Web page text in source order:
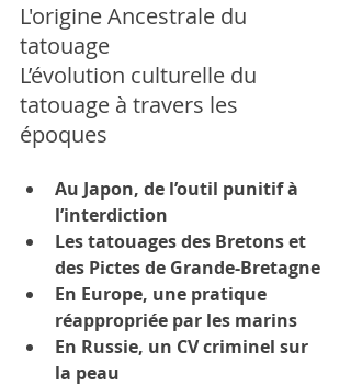
L'origine Ancestrale du
tatouage
L’évolution culturelle du
tatouage à travers les
époques
Au Japon, de l’outil punitif à
l’interdiction
Les tatouages des Bretons et
des Pictes de Grande-Bretagne
En Europe, une pratique
réappropriée par les marins
En Russie, un CV criminel sur
la peau